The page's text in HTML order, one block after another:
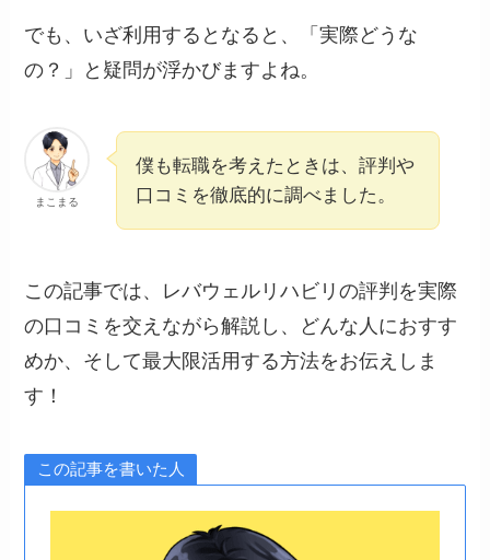
でも、いざ利用するとなると、「実際どうな
の？」と疑問が浮かびますよね。
まこまる
僕も転職を考えたときは、評判や
口コミを徹底的に調べました。
この記事では、レバウェルリハビリの評判を実際
の口コミを交えながら解説し、どんな人におすす
めか、そして最大限活用する方法をお伝えしま
す！
この記事を書いた人